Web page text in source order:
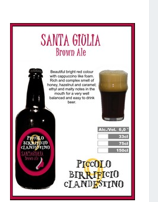
A
–
B
R
O
W
N
A
L
E